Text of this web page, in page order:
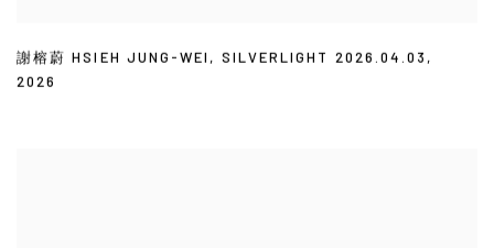
謝榕蔚 HSIEH JUNG-WEI , SILVERLIGHT 2026.04.03 ,
2026